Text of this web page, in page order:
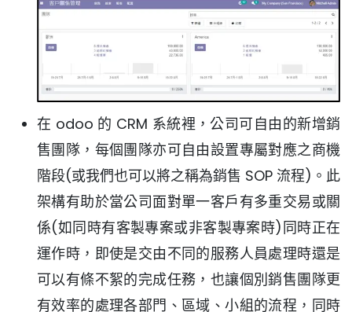
在 odoo 的 CRM 系統裡，公司可自由的新增銷
售團隊，每個團隊亦可自由設置專屬對應之商機
階段(或我們也可以將之稱為銷售 SOP 流程)。此
架構有助於當公司面對單一客戶有多重交易或關
係(如同時有客製專案或非客製專案時)同時正在
運作時，即使是交由不同的服務人員處理時還是
可以有條不絮的完成任務，也讓個別銷售團隊更
有效率的處理各部門、區域、小組的流程，同時